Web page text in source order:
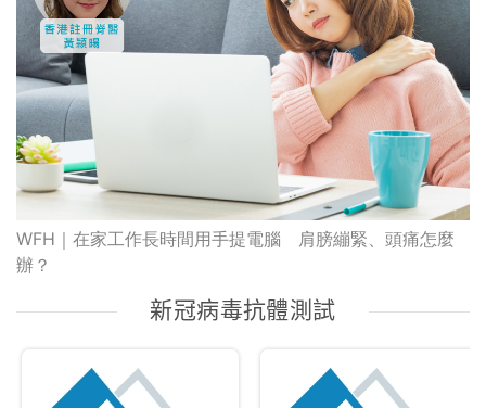
WFH｜在家工作長時間用手提電腦 肩膀繃緊、頭痛怎麼
辦？